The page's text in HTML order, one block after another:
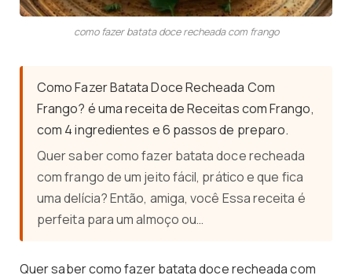
como fazer batata doce recheada com frango
Como Fazer Batata Doce Recheada Com
Frango? é uma receita de Receitas com Frango,
com 4 ingredientes e 6 passos de preparo.
Quer saber como fazer batata doce recheada
com frango de um jeito fácil, prático e que fica
uma delícia? Então, amiga, você Essa receita é
perfeita para um almoço ou…
Quer saber como fazer batata doce recheada com